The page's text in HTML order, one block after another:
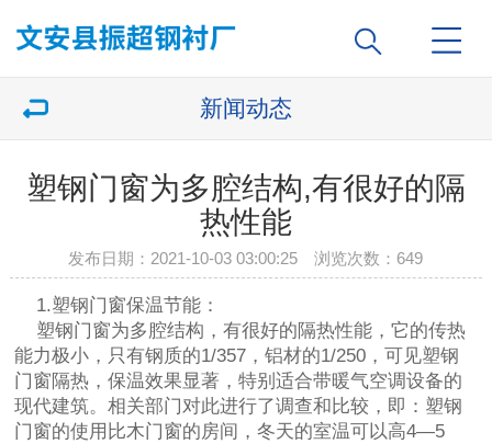
新闻动态
塑钢门窗为多腔结构,有很好的隔
热性能
发布日期：2021-10-03 03:00:25 浏览次数： 649
1.塑钢门窗保温节能：
塑钢门窗为多腔结构，有很好的隔热性能，它的传热
能力极小，只有钢质的1/357，铝材的1/250，可见塑钢
门窗隔热，保温效果显著，特别适合带暖气空调设备的
现代建筑。相关部门对此进行了调查和比较，即：塑钢
门窗的使用比木门窗的房间，冬天的室温可以高4—5